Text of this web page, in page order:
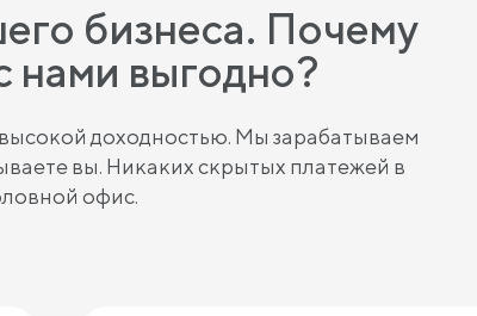
бизнеса. Почему
нами выгодно?
доходностью. Мы зарабатываем
вы. Никаких скрытых платежей в
офис.